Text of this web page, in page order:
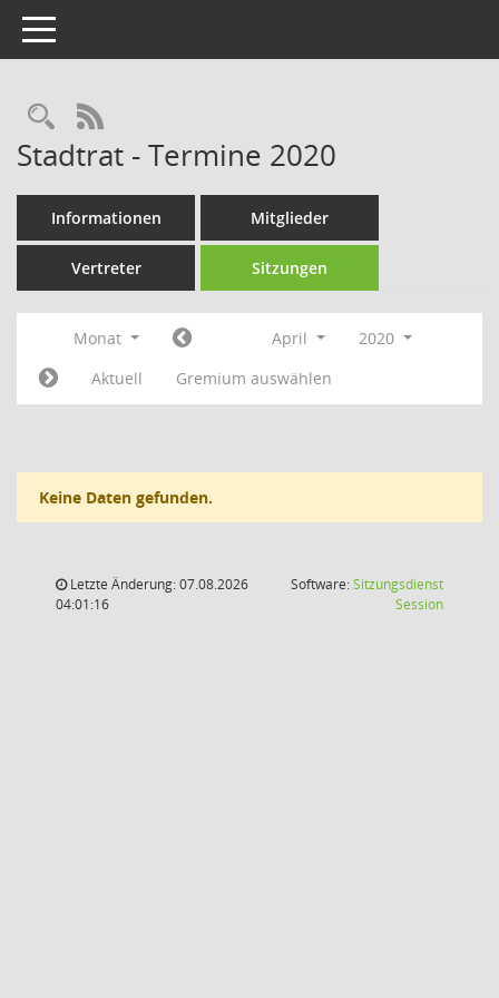
Toggle navigation
Rechercheauswahl
RSS-Feed
Stadtrat - Termine 2020
Informationen Mitglieder
Vertreter Sitzungen
Monat April
2020
Aktuell
Gremium auswählen
Keine Daten gefunden.
Letzte Änderung: 07.08.2026
04:01:16
Software:Sitzungsdienst
Session(Wird in